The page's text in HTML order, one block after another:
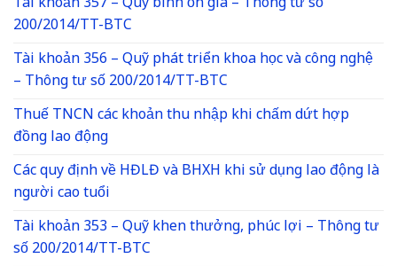
200/2014/TT-BTC
Tài khoản 356 – Quỹ phát triển khoa học và công nghệ
– Thông tư số 200/2014/TT-BTC
Thuế TNCN các khoản thu nhập khi chấm dứt hợp
đồng lao động
Các quy định về HĐLĐ và BHXH khi sử dụng lao động là
người cao tuổi
Tài khoản 353 – Quỹ khen thưởng, phúc lợi – Thông tư
số 200/2014/TT-BTC